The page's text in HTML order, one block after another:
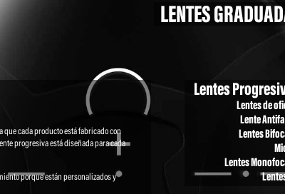
LENTES
Lentes
Lentes de
Lente
Lentes
Lentes
que cada producto está fabricado con
progresiva está diseñada para cada
porque están personalizados y